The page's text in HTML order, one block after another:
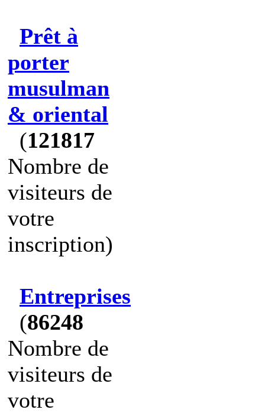
Prêt à
porter
musulman
& oriental
(121817
Nombre de
visiteurs de
votre
inscription)
Entreprises
(86248
Nombre de
visiteurs de
votre